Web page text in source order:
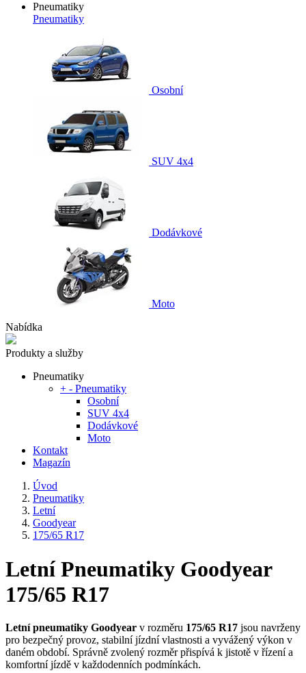
Pneumatiky
Pneumatiky
Osobní
SUV 4x4
Dodávkové
Moto
Nabídka
Produkty a služby
Pneumatiky
+ - Pneumatiky
Osobní
SUV 4x4
Dodávkové
Moto
Kontakt
Magazín
Úvod
Pneumatiky
Letní
Goodyear
175/65 R17
Letní Pneumatiky Goodyear
175/65 R17
Letní pneumatiky Goodyear v rozměru 175/65 R17 jsou navrženy
pro bezpečný provoz, stabilní jízdní vlastnosti a vyvážený výkon v
daném období. Správně zvolený rozměr přispívá k jistotě v řízení a
komfortní jízdě v každodenních podmínkách.